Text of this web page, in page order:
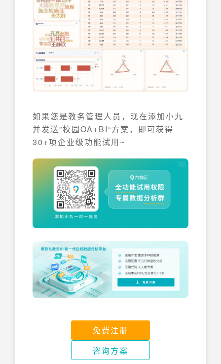
如果您是教务管理人员，现在添加小九
并发送”校园OA+BI“方案，即可获得
30+项企业级功能试用~
免费注册
咨询方案